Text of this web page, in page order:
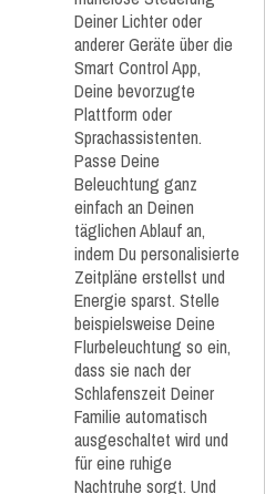
Deiner Lichter oder
anderer Geräte über die
Smart Control App,
Deine bevorzugte
Plattform oder
Sprachassistenten.
Passe Deine
Beleuchtung ganz
einfach an Deinen
täglichen Ablauf an,
indem Du personalisierte
Zeitpläne erstellst und
Energie sparst. Stelle
beispielsweise Deine
Flurbeleuchtung so ein,
dass sie nach der
Schlafenszeit Deiner
Familie automatisch
ausgeschaltet wird und
für eine ruhige
Nachtruhe sorgt. Und